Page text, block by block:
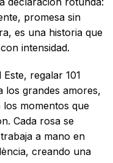
promesa sin
es una historia que
intensidad.
regalar 101
los grandes amores,
momentos que
Cada rosa se
a mano en
creando una